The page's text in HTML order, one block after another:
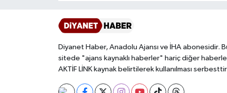
Diyanet Haber, Anadolu Ajansı ve İHA abonesidir.
sitede "ajans kaynaklı haberler" hariç diğer
AKTİF LİNK kaynak belirtilerek kullanılması
Elazığ Müftülüğü
Erzincan Müftülüğü